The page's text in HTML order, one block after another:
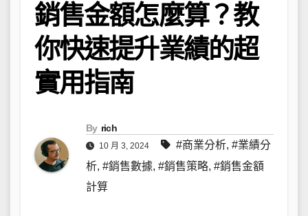
銷售金額怎麼算？教
你快速提升業績的超
實用指南
By rich
10 月 3, 2024 #商業分析, #業績分
析, #銷售數據, #銷售策略, #銷售金額
計算